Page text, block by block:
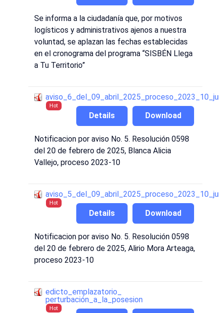
Se informa a la ciudadanía que, por motivos
logísticos y administrativos ajenos a nuestra
voluntad, se aplazan las fechas establecidas
en el cronograma del programa “SISBÉN Llega
a Tu Territorio”
Hot
Download
Details
Notificacion por aviso No. 5. Resolución 0598
del 20 de febrero de 2025, Blanca Alicia
Vallejo, proceso 2023-10
Hot
Download
Details
Notificacion por aviso No. 5. Resolución 0598
del 20 de febrero de 2025, Alirio Mora Arteaga,
proceso 2023-10
edicto_emplazatorio_
perturbación_a_la_posesion
Hot